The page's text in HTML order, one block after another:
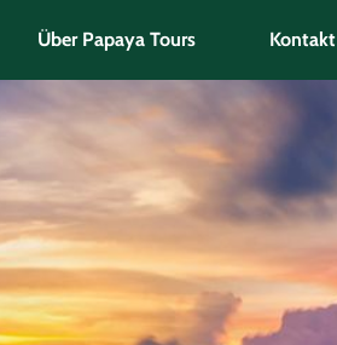
Über Papaya Tours Kontakt